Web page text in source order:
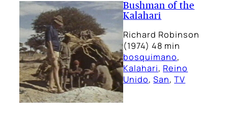
Bushman of the
Kalahari
Richard Robinson
(1974) 48 min
bosquimano
Kalahari, Reino
Unido, San, TV